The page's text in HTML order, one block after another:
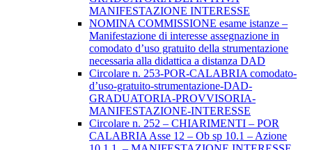
MANIFESTAZIONE INTERESSE
NOMINA COMMISSIONE esame istanze –
Manifestazione di interesse assegnazione in
comodato d’uso gratuito della strumentazione
necessaria alla didattica a distanza DAD
Circolare n. 253-POR-CALABRIA comodato-
d’uso-gratuito-strumentazione-DAD-
GRADUATORIA-PROVVISORIA-
MANIFESTAZIONE-INTERESSE
Circolare n. 252 – CHIARIMENTI – POR
CALABRIA Asse 12 – Ob sp 10.1 – Azione